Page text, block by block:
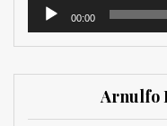
00:00
Arnulfo